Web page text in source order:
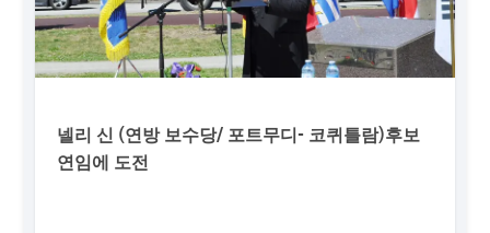
넬리 신 (연방 보수당/ 포트무디- 코퀴틀람)후보
연임에 도전